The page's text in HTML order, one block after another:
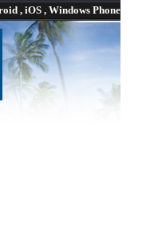
, iOS , Windows Phone